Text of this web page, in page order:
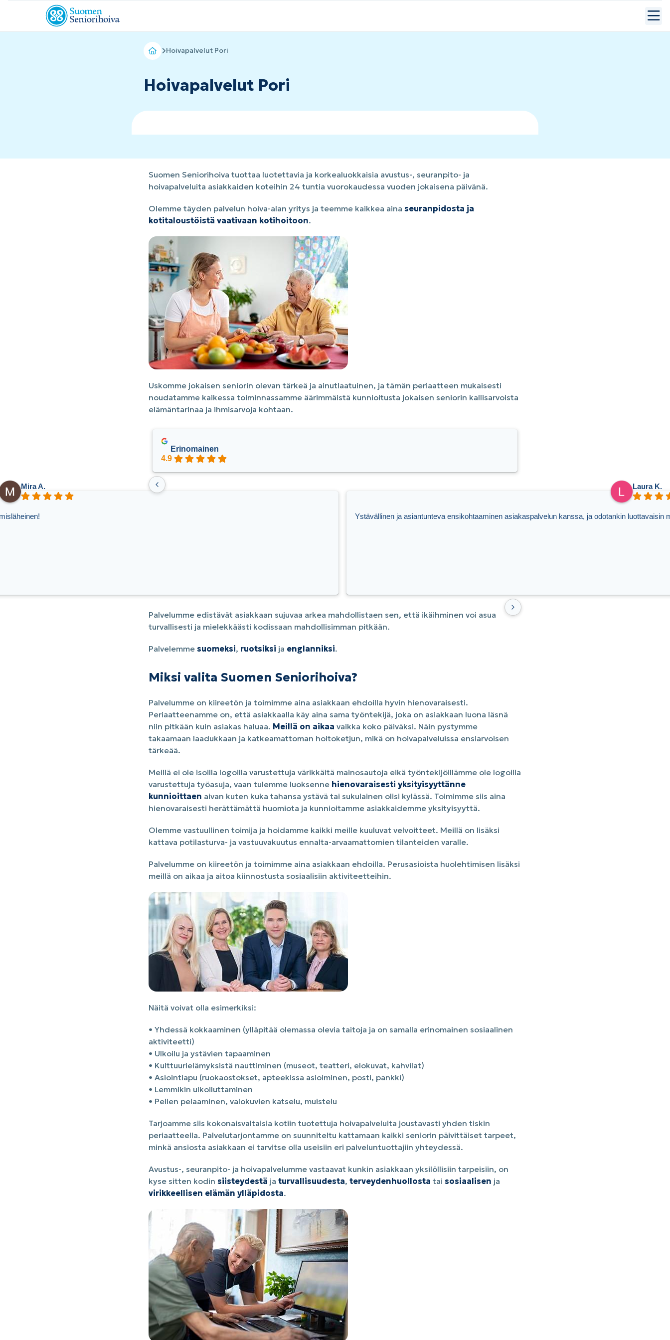
Hoivapalvelut Pori
Hoivapalvelut Pori
Suomen Seniorihoiva tuottaa luotettavia ja korkealuokkaisia avustus-, seuranpito- ja
hoivapalveluita asiakkaiden koteihin 24 tuntia vuorokaudessa vuoden jokaisena päivänä.
Olemme täyden palvelun hoiva-alan yritys ja teemme kaikkea aina seuranpidosta ja
kotitaloustöistä vaativaan kotihoitoon.
Uskomme jokaisen seniorin olevan tärkeä ja ainutlaatuinen, ja tämän periaatteen mukaisesti
noudatamme kaikessa toiminnassamme äärimmäistä kunnioitusta jokaisen seniorin kallisarvoista
elämäntarinaa ja ihmisarvoja kohtaan.
Erinomainen
4.9
Mira A. Laura K.
Ystävällinen ja asiantunteva ensikohtaaminen asiakaspalvelun kanssa, ja odotankin luottavaisin
Palvelumme edistävät asiakkaan sujuvaa arkea mahdollistaen sen, että ikäihminen voi asua
turvallisesti ja mielekkäästi kodissaan mahdollisimman pitkään.
Palvelemme suomeksi, ruotsiksi ja englanniksi.
Miksi valita Suomen Seniorihoiva?
Palvelumme on kiireetön ja toimimme aina asiakkaan ehdoilla hyvin hienovaraisesti.
Periaatteenamme on, että asiakkaalla käy aina sama työntekijä, joka on asiakkaan luona läsnä
niin pitkään kuin asiakas haluaa. Meillä on aikaa vaikka koko päiväksi. Näin pystymme
takaamaan laadukkaan ja katkeamattoman hoitoketjun, mikä on hoivapalveluissa ensiarvoisen
tärkeää.
Meillä ei ole isoilla logoilla varustettuja värikkäitä mainosautoja eikä työntekijöillämme ole logoilla
varustettuja työasuja, vaan tulemme luoksenne hienovaraisesti yksityisyyttänne
kunnioittaen aivan kuten kuka tahansa ystävä tai sukulainen olisi kylässä. Toimimme siis aina
hienovaraisesti herättämättä huomiota ja kunnioitamme asiakkaidemme yksityisyyttä.
Olemme vastuullinen toimija ja hoidamme kaikki meille kuuluvat velvoitteet. Meillä on lisäksi
kattava potilasturva- ja vastuuvakuutus ennalta-arvaamattomien tilanteiden varalle.
Palvelumme on kiireetön ja toimimme aina asiakkaan ehdoilla. Perusasioista huolehtimisen lisäksi
meillä on aikaa ja aitoa kiinnostusta sosiaalisiin aktiviteetteihin.
Näitä voivat olla esimerkiksi:
• Yhdessä kokkaaminen (ylläpitää olemassa olevia taitoja ja on samalla erinomainen sosiaalinen
aktiviteetti)
• Ulkoilu ja ystävien tapaaminen
• Kulttuurielämyksistä nauttiminen (museot, teatteri, elokuvat, kahvilat)
• Asiointiapu (ruokaostokset, apteekissa asioiminen, posti, pankki)
• Lemmikin ulkoiluttaminen
• Pelien pelaaminen, valokuvien katselu, muistelu
Tarjoamme siis kokonaisvaltaisia kotiin tuotettuja hoivapalveluita joustavasti yhden tiskin
periaatteella. Palvelutarjontamme on suunniteltu kattamaan kaikki seniorin päivittäiset tarpeet,
minkä ansiosta asiakkaan ei tarvitse olla useisiin eri palveluntuottajiin yhteydessä.
Avustus-, seuranpito- ja hoivapalvelumme vastaavat kunkin asiakkaan yksilöllisiin tarpeisiin, on
kyse sitten kodin siisteydestä ja turvallisuudesta, terveydenhuollosta tai sosiaalisen ja
virikkeellisen elämän ylläpidosta.